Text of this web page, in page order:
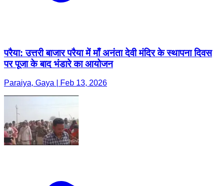
परैया: उत्तरी बाजार परैया में माँ अनंता देवी मंदिर के स्थापना दिवस
पर पूजा के बाद भंडारे का आयोजन
Paraiya, Gaya | Feb 13, 2026